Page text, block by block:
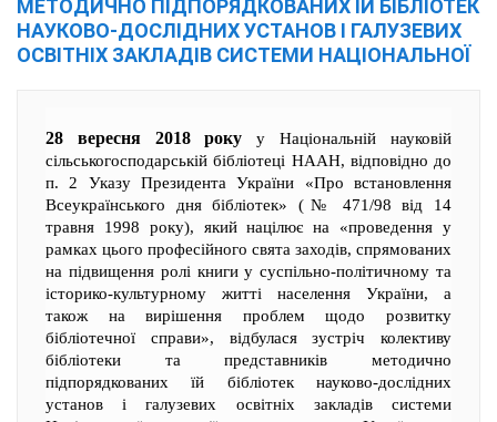
МЕТОДИЧНО ПІДПОРЯДКОВАНИХ ЇЙ БІБЛІОТЕК
НАУКОВО-ДОСЛІДНИХ УСТАНОВ І ГАЛУЗЕВИХ
ОСВІТНІХ ЗАКЛАДІВ СИСТЕМИ НАЦІОНАЛЬНОЇ
28 вересня 2018 року у Національній науковій
сільськогосподарській бібліотеці НААН, відповідно до
п. 2 Указу Президента України «Про встановлення
Всеукраїнського дня бібліотек» (№ 471/98 від 14
травня 1998 року), який націлює на «проведення у
рамках цього професійного свята заходів, спрямованих
на підвищення ролі книги у суспільно-політичному та
історико-культурному житті населення України, а
також на вирішення проблем щодо розвитку
бібліотечної справи», відбулася зустріч колективу
бібліотеки та представників методично
підпорядкованих їй бібліотек науково-дослідних
установ і галузевих освітніх закладів системи